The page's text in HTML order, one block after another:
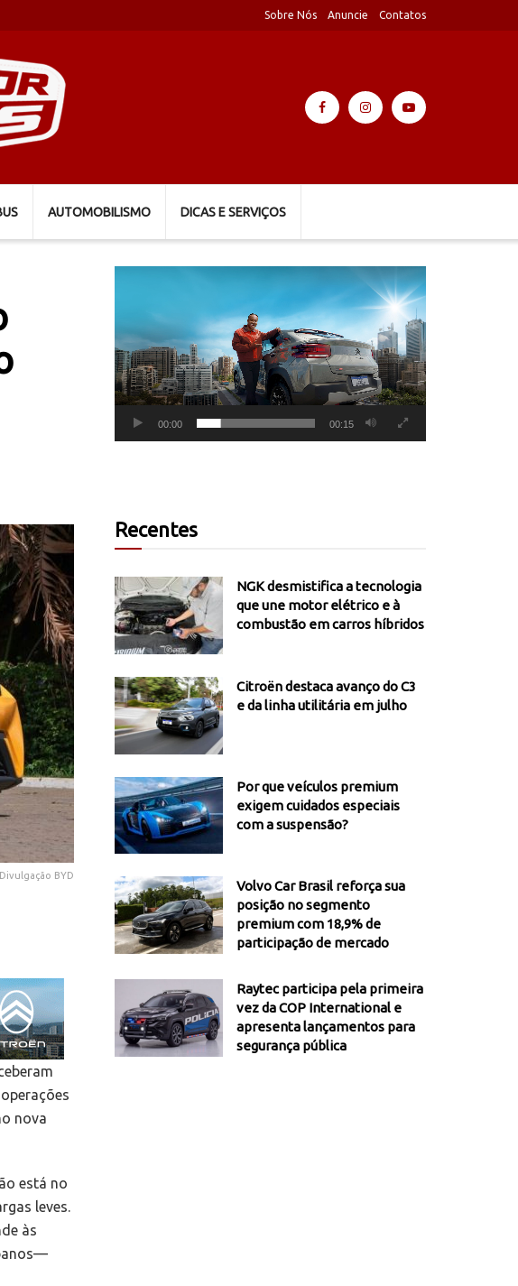
Sobre Nós Anuncie Contatos
AUTOMOBILISMO DICAS E SERVIÇOS
BYD
nova
está no
leves.
às
00:00 00:15
Recentes
NGK desmistifica a tecnologia
que une motor elétrico e à
combustão em carros híbridos
Citroën destaca avanço do C3
e da linha utilitária em julho
Por que veículos premium
exigem cuidados especiais
com a suspensão?
Volvo Car Brasil reforça sua
posição no segmento
premium com 18,9% de
participação de mercado
Raytec participa pela primeira
vez da COP International e
apresenta lançamentos para
segurança pública